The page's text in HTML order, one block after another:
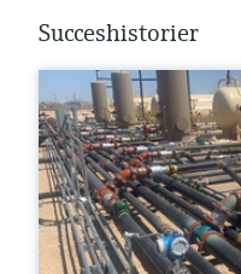
Succeshistorier